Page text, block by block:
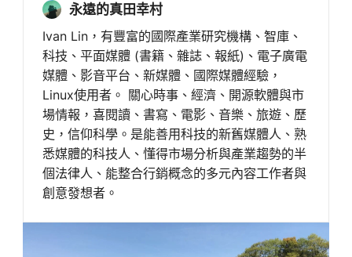
永遠的真田幸村
Ivan Lin，有豐富的國際產業研究機構、智庫、
科技、平面媒體 (書籍、雜誌、報紙)、電子廣電
媒體、影音平台、新媒體、國際媒體經驗，
Linux使用者。 關心時事、經濟、開源軟體與市
場情報，喜閱讀、書寫、電影、音樂、旅遊、歷
史，信仰科學。是能善用科技的新舊媒體人、熟
悉媒體的科技人、懂得市場分析與產業趨勢的半
個法律人、能整合行銷概念的多元內容工作者與
創意發想者。